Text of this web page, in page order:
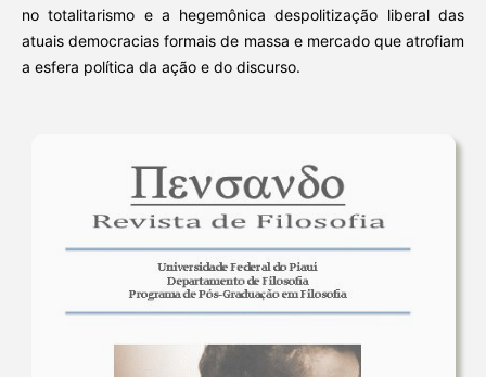
no totalitarismo e a hegemônica despolitização liberal das
atuais democracias formais de massa e mercado que atrofiam
a esfera política da ação e do discurso.